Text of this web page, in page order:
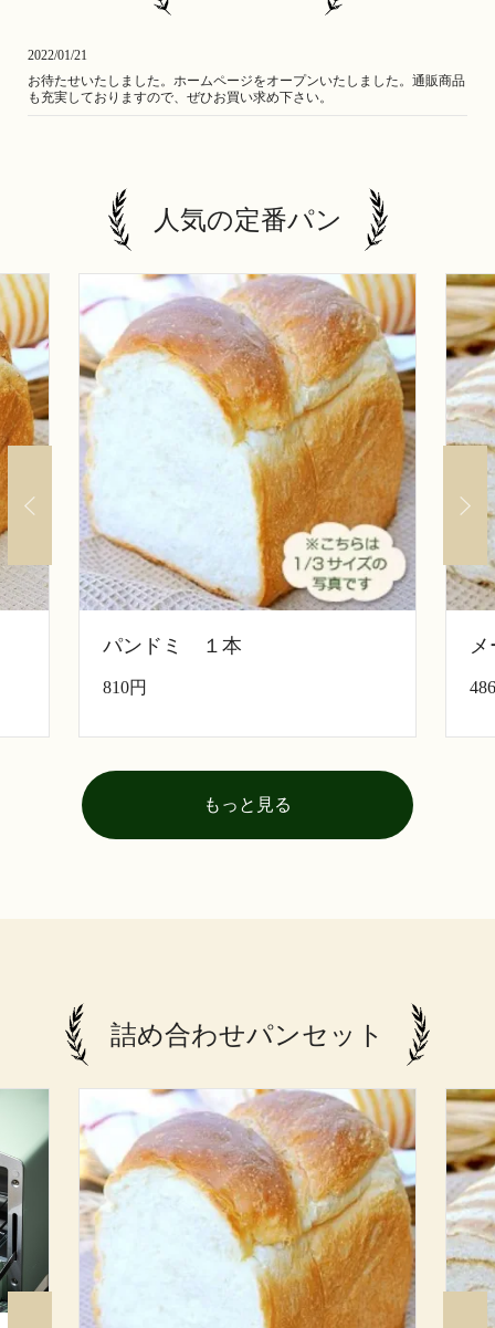
2022/01/21
お待たせいたしました。ホームページをオープンいたしました。通販商品
も充実しておりますので、ぜひお買い求め下さい。
人気の定番パン
パンドミ １本
810円
もっと見る
詰め合わせパンセット